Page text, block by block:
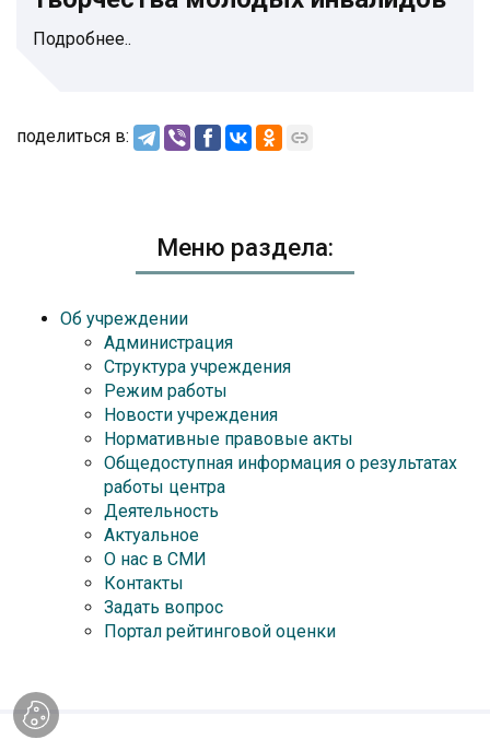
Подробнее..
поделиться в:
Меню раздела:
Об учреждении
Администрация
Структура учреждения
Режим работы
Новости учреждения
Нормативные правовые акты
Общедоступная информация о результатах
работы центра
Деятельность
Актуальное
О нас в СМИ
Контакты
Задать вопрос
Портал рейтинговой оценки